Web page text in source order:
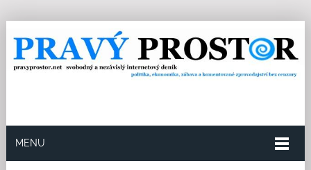
MENU